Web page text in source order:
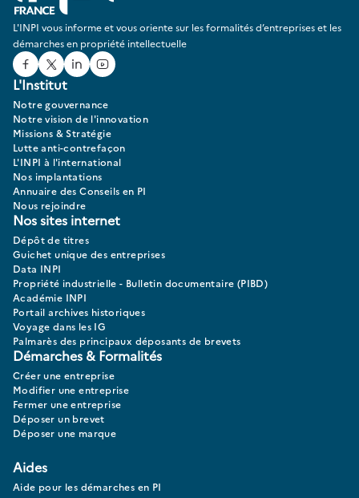
L'INPI vous informe et vous oriente sur les formalités d’entreprises et les
démarches en propriété intellectuelle
Facebook
TwitterLinked In
Youtube
L'Institut
Notre gouvernance
Notre vision de l'innovation
Missions & Stratégie
Lutte anti-contrefaçon
L'INPI à l'international
Nos implantations
Annuaire des Conseils en PI
Nous rejoindre
Nos sites internet
Dépôt de titres
Guichet unique des entreprises
Data INPI
Propriété industrielle - Bulletin documentaire (PIBD)
Académie INPI
Portail archives historiques
Voyage dans les IG
Palmarès des principaux déposants de brevets
Démarches & Formalités
Créer une entreprise
Modifier une entreprise
Fermer une entreprise
Déposer un brevet
Déposer une marque
Aides
Aide pour les démarches en PI